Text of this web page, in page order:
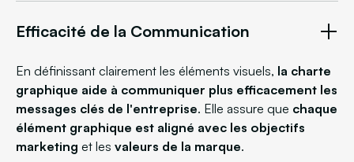
Efficacité de la Communication
En définissant clairement les éléments visuels, la charte
graphique aide à communiquer plus efficacement les
messages clés de l'entreprise. Elle assure que chaque
élément graphique est aligné avec les objectifs
marketing et les valeurs de la marque.